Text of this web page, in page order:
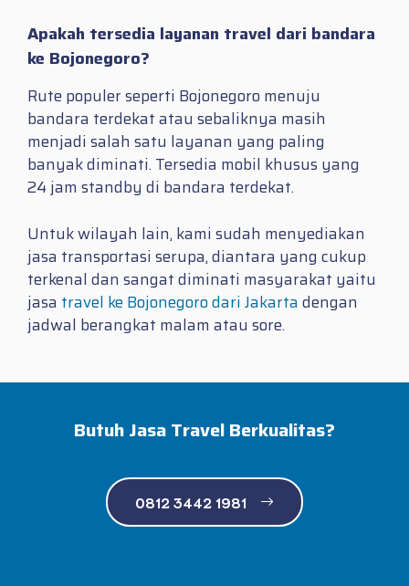
Apakah tersedia layanan travel dari bandara
ke Bojonegoro?
Rute populer seperti Bojonegoro menuju
bandara terdekat atau sebaliknya masih
menjadi salah satu layanan yang paling
banyak diminati. Tersedia mobil khusus yang
24 jam standby di bandara terdekat.
Untuk wilayah lain, kami sudah menyediakan
jasa transportasi serupa, diantara yang cukup
terkenal dan sangat diminati masyarakat yaitu
jasa travel ke Bojonegoro dari Jakarta dengan
jadwal berangkat malam atau sore.
Butuh Jasa Travel Berkualitas?
0812 3442 1981